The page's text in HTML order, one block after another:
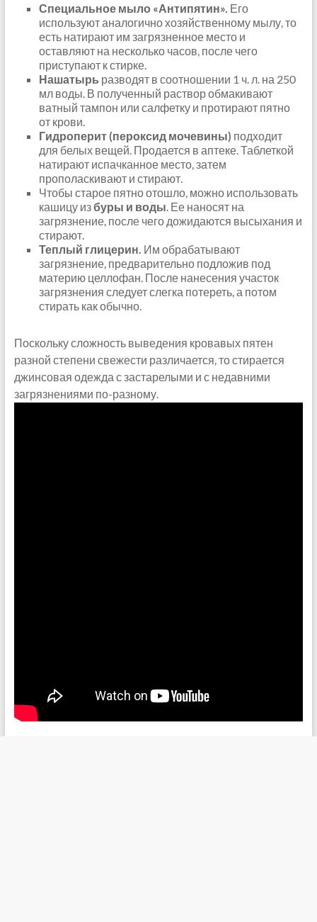
Специальное мыло «Антипятин». Его
используют аналогично хозяйственному мылу, то
есть натирают им загрязненное место и
оставляют на несколько часов, после чего
приступают к стирке.
Нашатырь разводят в соотношении 1 ч. л. на 250
мл воды. В полученный раствор обмакивают
ватный тампон или салфетку и протирают пятно
от крови.
Гидроперит (пероксид мочевины) подходит
для белых вещей. Продается в аптеке. Таблеткой
натирают испачканное место, затем
прополаскивают и стирают.
Чтобы старое пятно отошло, можно использовать
кашицу избуры и воды. Ее наносят на
загрязнение, после чего дожидаются высыхания и
стирают.
Теплый глицерин. Им обрабатывают
загрязнение, предварительно подложив под
материю целлофан. После нанесения участок
загрязнения следует слегка потереть, а потом
стирать как обычно.
Поскольку сложность выведения кровавых пятен
разной степени свежести различается, то стирается
джинсовая одежда с застарелыми и с недавними
загрязнениями по-разному.